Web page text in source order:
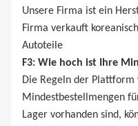
Unsere Firma ist ein
Firma verkauft
Autoteile
F3: Wie hoch ist Ihre
Die Regeln der
Mindestbestellmengen
Lager vorhanden sind,